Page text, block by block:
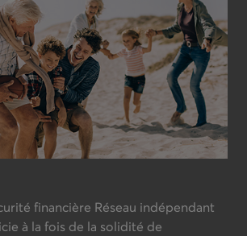
financière Réseau indépendant
à la fois de la solidité de